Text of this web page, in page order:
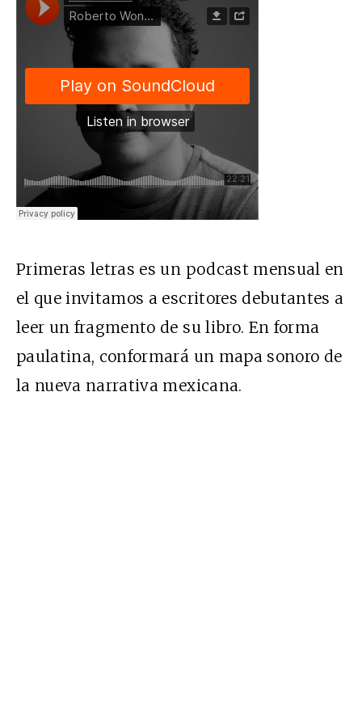
Primeras letras es un podcast mensual en
el que invitamos a escritores debutantes a
leer un fragmento de su libro. En forma
paulatina, conformará un mapa sonoro de
la nueva narrativa mexicana.